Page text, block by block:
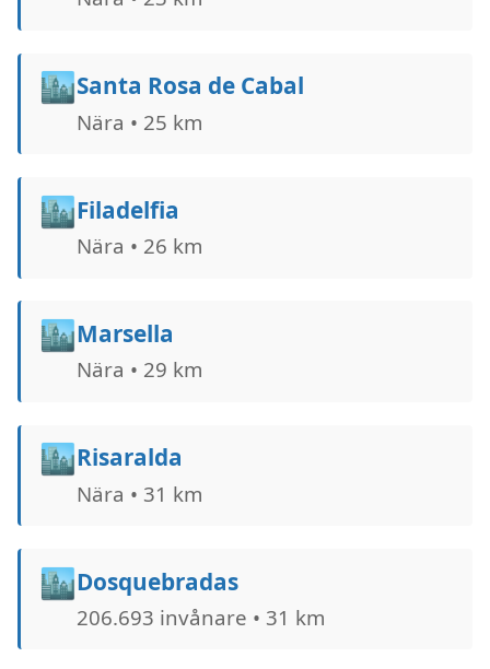
🏙️Santa Rosa de Cabal
Nära • 25 km
🏙️Filadelfia
Nära • 26 km
🏙️Marsella
Nära • 29 km
🏙️Risaralda
Nära • 31 km
🏙️Dosquebradas
206.693 invånare • 31 km